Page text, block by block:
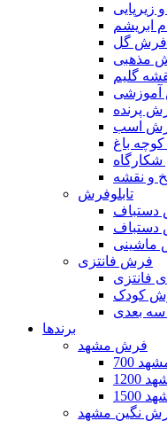
ابریشم
فرش گل
مذهبی
گلیم
آموزشی
پرنده
فرش اسب
باغ
شکارگاه
و نقشه
تابلوفرش
دستباف
دستباف
ماشینی
فرش فانتزی
فانتزی
کودک
بعدی
برندها
فرش مشهد
مشهد
نگین مشهد